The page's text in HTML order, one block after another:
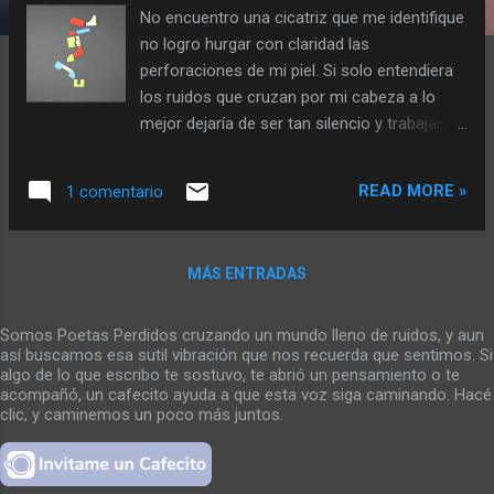
No encuentro una cicatriz que me identifique
no logro hurgar con claridad las
perforaciones de mi piel. Si solo entendiera
los ruidos que cruzan por mi cabeza a lo
mejor dejaría de ser tan silencio y trabajaría
mismo y la historia me plumerea para
despojarme de lo suciamente perturbador.
en heridas que van a surgir allí donde se que
tiempo es algo de mi tiempo. Tomo uno por
uno esos presentes y estropeó mi piel
dejando que la sangre inunde mis sonrisas
que gritan encerradas en mi espacio que no
es el espacio de todos. Miro el camino
como un juego de adivinanzas que no se
1 comentario READ MORE »
MÁS ENTRADAS
Somos Poetas Perdidos cruzando un mundo lleno de ruidos, y aun
así buscamos esa sutil vibración que nos recuerda que sentimos. Si
algo de lo que escribo te sostuvo, te abrió un pensamiento o te
acompañó, un cafecito ayuda a que esta voz siga caminando. Hacé
clic, y caminemos un poco más juntos.